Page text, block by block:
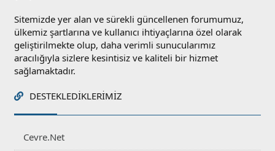
Sitemizde yer alan ve sürekli güncellenen forumumuz,
ülkemiz şartlarına ve kullanıcı ihtiyaçlarına özel olarak
geliştirilmekte olup, daha verimli sunucularımız
aracılığıyla sizlere kesintisiz ve kaliteli bir hizmet
sağlamaktadır.
DESTEKLEDIKLERIMIZ
Cevre.Net